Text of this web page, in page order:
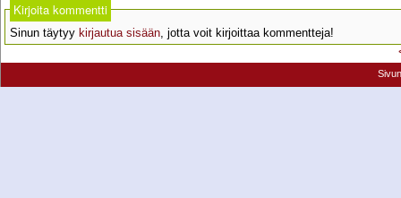
Kirjoita kommentti
Sinun täytyy kirjautua sisään, jotta voit kirjoittaa kommentteja!